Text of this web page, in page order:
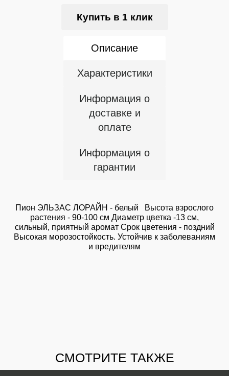
Купить в 1 клик
Описание
Характеристики
Информация о
доставке и
оплате
Информация о
гарантии
Пион ЭЛЬЗАС ЛОРАЙН - белый Высота взрослого
растения - 90-100 см Диаметр цветка -13 см,
сильный, приятный аромат Срок цветения - поздний
Высокая морозостойкость. Устойчив к заболеваниям
и вредителям
СМОТРИТЕ ТАКЖЕ